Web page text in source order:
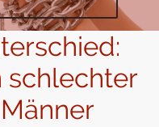
schlechter